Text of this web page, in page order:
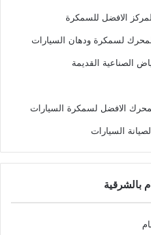
الافضل للسمكرة
لسمكرة ودهان السيارات
الصناعية القديمة
الافضل لسمكرة السيارات
السيارات
بالشرقية